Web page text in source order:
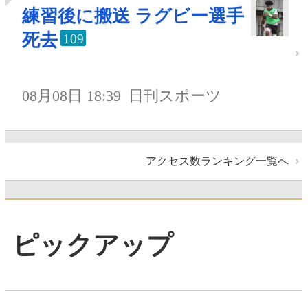
練習後に搬送 ラグビー選手
死去 109
08月08日 18:39 日刊スポーツ
アクセス数ランキング一覧へ
ピックアップ